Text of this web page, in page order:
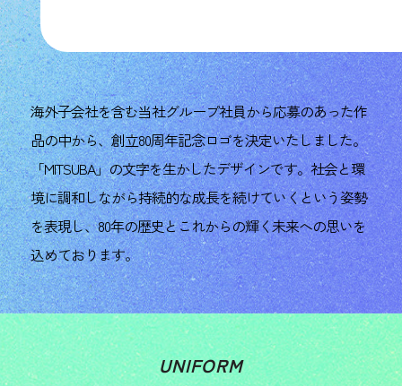
海外子会社を含む当社グループ社員から応募のあった作
品の中から、創立80周年記念ロゴを決定いたしました。
「MITSUBA」の文字を生かしたデザインです。社会と環
境に調和しながら持続的な成長を続けていくという姿勢
を表現し、80年の歴史とこれからの輝く未来への思いを
込めております。
UNIFORM